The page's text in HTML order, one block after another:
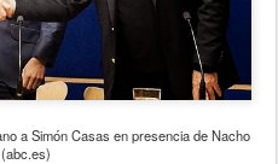
a Simón Casas en presencia de Nacho